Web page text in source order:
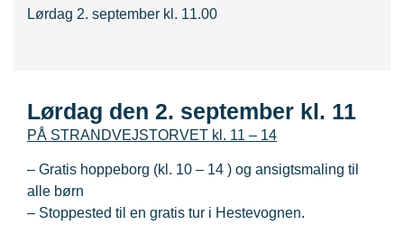
Lørdag 2. september kl. 11.00
Lørdag den 2. september kl. 11
PÅ STRANDVEJSTORVET kl. 11 – 14
– Gratis hoppeborg (kl. 10 – 14 ) og ansigtsmaling til
alle børn
– Stoppested til en gratis tur i Hestevognen.